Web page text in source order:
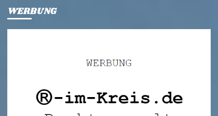
WERBUNG